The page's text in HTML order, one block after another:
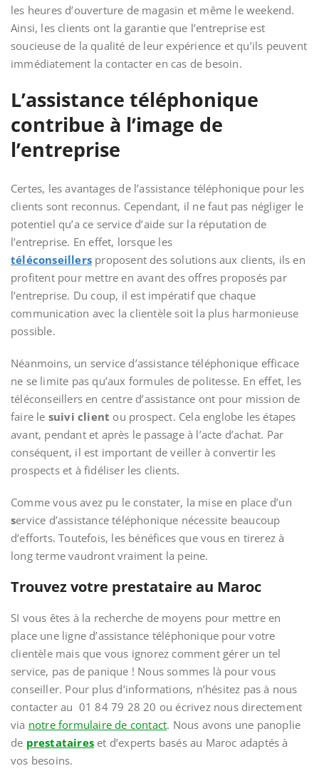
les heures d’ouverture de magasin et même le weekend.
Ainsi, les clients ont la garantie que l’entreprise est
soucieuse de la qualité de leur expérience et qu’ils peuvent
immédiatement la contacter en cas de besoin.
L’assistance téléphonique
contribue à l’image de
l’entreprise
Certes, les avantages de l’assistance téléphonique pour les
clients sont reconnus. Cependant, il ne faut pas négliger le
potentiel qu’a ce service d’aide sur la réputation de
l’entreprise. En effet, lorsque les
téléconseillers proposent des solutions aux clients, ils en
profitent pour mettre en avant des offres proposés par
l’entreprise. Du coup, il est impératif que chaque
communication avec la clientèle soit la plus harmonieuse
possible.
Néanmoins, un service d’assistance téléphonique efficace
ne se limite pas qu’aux formules de politesse. En effet, les
téléconseillers en centre d’assistance ont pour mission de
faire le suiviclient ou prospect. Cela englobe les étapes
avant, pendant et après le passage à l’acte d’achat. Par
conséquent, il est important de veiller à convertir les
prospects et à fidéliser les clients.
Comme vous avez pu le constater, la mise en place d’un
service d’assistance téléphonique nécessite beaucoup
d’efforts. Toutefois, les bénéfices que vous en tirerez à
long terme vaudront vraiment la peine.
Trouvez votre prestataire au Maroc
SI vous êtes à la recherche de moyens pour mettre en
place une ligne d’assistance téléphonique pour votre
clientèle mais que vous ignorez comment gérer un tel
service, pas de panique ! Nous sommes là pour vous
conseiller. Pour plus d’informations, n’hésitez pas à nous
contacter au 01 84 79 28 20 ou écrivez nous directement
via notre formulaire de contact. Nous avons une panoplie
de prestataires et d’experts basés au Maroc adaptés à
vos besoins.